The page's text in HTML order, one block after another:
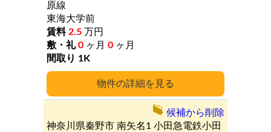
詳細
原線
東海大学前
2.5 万円
0 ヶ月 0 ヶ月
1K
神奈川県秦野市 南矢名1 小田急電鉄小田
候補から削除